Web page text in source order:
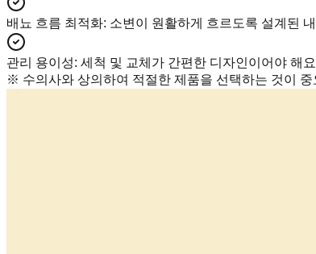
배뇨 흐름 최적화: 소변이 원활하게 흐르도록 설계된
관리 용이성: 세척 및 교체가 간편한 디자인이어야 해
※ 수의사와 상의하여 적절한 제품을 선택하는 것이